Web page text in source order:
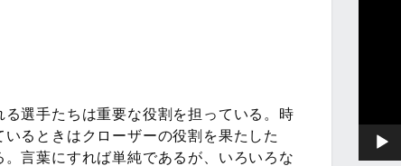
選手たちは重要な役割を担っている。時
るときはクローザーの役割を果たした
言葉にすれば単純であるが、いろいろな